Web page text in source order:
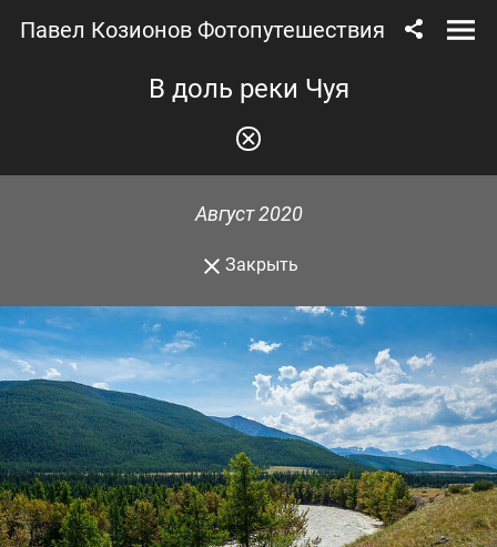
Павел Козионов Фотопутешествия
В доль реки Чуя
Август 2020
Закрыть